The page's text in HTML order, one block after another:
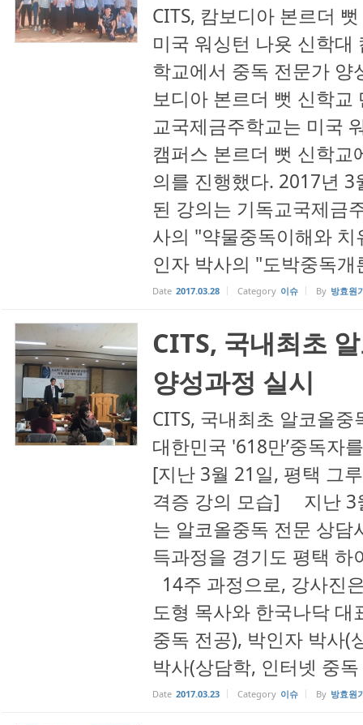
CITS, 캄보디아 본르더
미국 워싱턴 나욧 신학
학교에서 중독 전문가 양
보디아 본르더 뻣 신학
교국제금주학교는 미국
캠퍼스 본르더 뻣 신학
의를 진행했다. 2017년
된 강의는 기독교국제금
사의 "약물중독이해와
인자 박사의 "도박중독
Date 2017.03.28 Category 이슈 By 방효원
CITS, 국내최초
양성과정 실시
CITS, 국내최초 알코올
대한민국 '618만’중독자
[지난 3월 21일, 평택 그
격증 강의 모습] 지난 3
는 알코올중독 전문 상담
득과정을 경기도 평택
14주 과정으로, 강사진
도형 목사와 한국나닥 대
중독 전공), 박인자 박사(
박사(상담학, 인터넷 중
Date 2017.03.23 Category 이슈 By 방효원